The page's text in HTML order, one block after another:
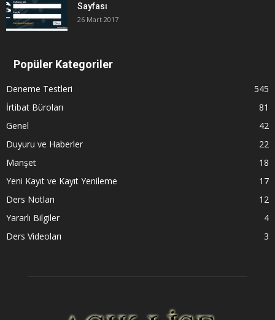
Sayfası
26 Mart 2017
Popüler Kategoriler
Deneme Testleri
545
İrtibat Büroları
81
Genel
42
Duyuru ve Haberler
22
Manşet
18
Yeni Kayıt ve Kayıt Yenileme
17
Ders Notları
12
Yararlı Bilgiler
4
Ders Videoları
3